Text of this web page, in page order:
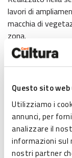
Questo sito
Utilizziamo i
annunci, per
analizzare il
informazioni sul
nostri partner
lavori di
macchia di
zona.
I Conti Zucchini,
ungiardino
pendenze e
Nel complesso
originario.
Vantaggi